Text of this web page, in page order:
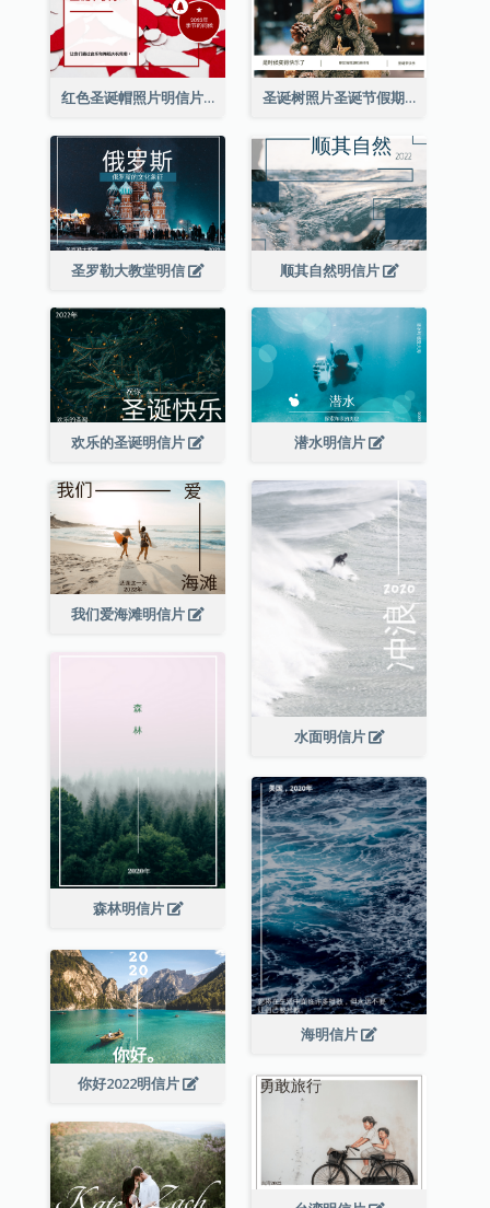
红色圣诞帽照片明信片 圣诞树照片圣诞节假期明信片
圣罗勒大教堂明信 顺其自然明信片
欢乐的圣诞明信片 潜水明信片
我们爱海滩明信片
水面明信片
森林明信片
海明信片
你好2022明信片